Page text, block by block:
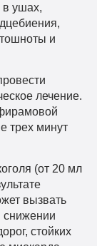
в ушах,
и
лечение.
трех минут
(от 20 мл
вызвать
снижении
стойких